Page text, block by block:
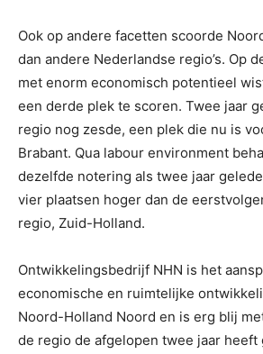
Ook op andere facetten scoorde
dan andere Nederlandse regio’s. Op
met enorm economisch potentieel
een derde plek te scoren. Twee jaar
regio nog zesde, een plek die nu is
Brabant. Qua labour environment
dezelfde notering als twee jaar
vier plaatsen hoger dan de
regio, Zuid-Holland.
Ontwikkelingsbedrijf NHN is het
economische en ruimtelijke
Noord-Holland Noord en is erg blij
de regio de afgelopen twee jaar heeft